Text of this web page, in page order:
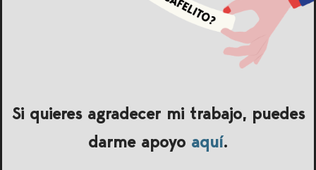
Si quieres agradecer mi trabajo, puedes
darme apoyo aquí.